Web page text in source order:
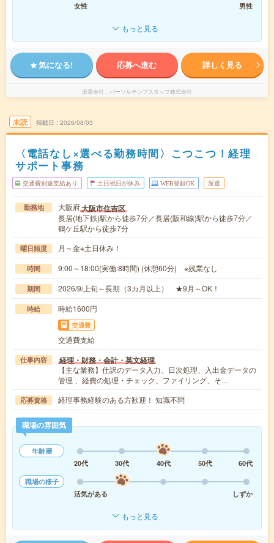
女性 男性
もっと見る
気になる! 応募へ進む 詳しく見る
派遣会社 パーソルテンプスタッフ株式会社
未読 掲載日 2026/08/03
〈電話なし×選べる勤務時間〉こつこつ！経理
サポート事務
交通費別途支給あり 土日祝日が休み WEB登録OK 派遣
勤務地 大阪府大阪市住吉区
長居(地下鉄)駅から徒歩7分／長居(阪和線)駅から徒歩7分／
鶴ケ丘駅から徒歩7分
曜日頻度 月～金※土日休み！
時間 9:00～18:00(実働:8時間) (休憩60分) ※残業なし
期間 2026/9/上旬～長期（3カ月以上） ★9月～OK！
時給 時給1600円
交通費
交通費支給
仕事内容 経理・財務・会計・英文経理
【主な業務】仕訳のデータ入力、日次処理、入出金データの
管理 、経費の処理・チェック、ファイリング、そ…
応募資格 経理事務経験のある方歓迎！ 知識不問
職場の雰囲気
年齢層
20代
30代 40代 50代
60代
職場の様子
活気がある
しずか
もっと見る